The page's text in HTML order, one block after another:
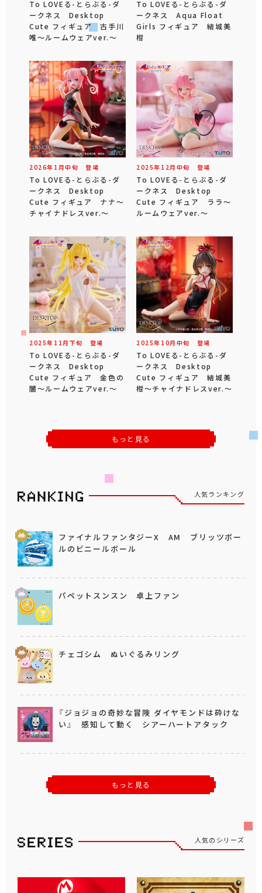
To LOVEる-とらぶる-ダ
ークネス Desktop
Cute フィギュア 古手川
唯～ルームウェアver.～
To LOVEる-とらぶる-ダ
ークネス Aqua Float
Girls フィギュア 結城美
柑
2026年 1 月中旬 登場
To LOVEる-とらぶる-ダ
ークネス Desktop
Cute フィギュア ナナ～
チャイナドレスver.～
2025年 12 月 中旬 登場
To LOVEる-とらぶる-ダ
ークネス Desktop
Cute フィギュア ララ～
ルームウェアver.～
2025年 11 月 下旬 登場
To LOVEる-とらぶる-ダ
ークネス Desktop
Cute フィギュア 金色の
闇～ルームウェアver.～
2025年 10月 中旬 登場
To LOVEる-とらぶる-ダ
ークネス Desktop
Cute フィギュア 結城美
柑～チャイナドレスver.～
もっと見る
人気ランキング
ファイナルファンタジーX AM ブリッツボー
ルのビニールボール
パペットスンスン 卓上ファン
チェゴシム ぬいぐるみリング
『ジョジョの奇妙な冒険 ダイヤモンドは砕けな
い』 感知して動く シアーハートアタック
もっと見る
人気のシリーズ